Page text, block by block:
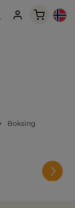
Boksing